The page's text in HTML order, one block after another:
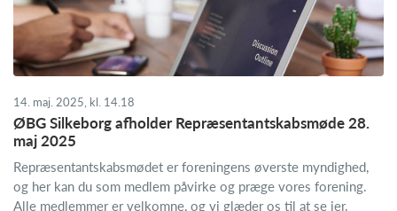
14. maj. 2025, kl. 14.18
ØBG Silkeborg afholder Repræsentantskabsmøde 28.
maj 2025
Repræsentantskabsmødet er foreningens øverste myndighed,
og her kan du som medlem påvirke og præge vores forening.
Alle medlemmer er velkomne, og vi glæder os til at se jer.